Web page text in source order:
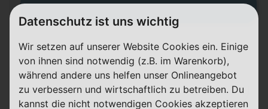
Zum Tarif
(Tarifname + Option)
Details
Datenschutz ist uns wichtig
Wir setzen auf unserer Website Cookies ein. Einige
von ihnen sind notwendig (z.B. im Warenkorb),
während andere uns helfen unser Onlineangebot
zu verbessern und wirtschaftlich zu betreiben. Du
kannst die nicht notwendigen Cookies akzeptieren